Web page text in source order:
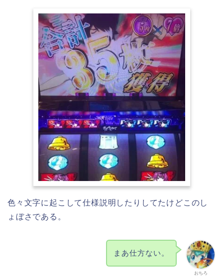
色々文字に起こして仕様説明したりしてたけどこのし
ょぼさである。
おちろ
まあ仕方ない。